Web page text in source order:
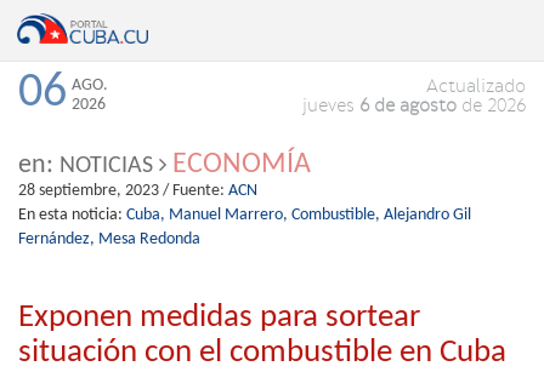
06 AGO.
2026
Actualizado
jueves 6 de agosto de 2026
en: NOTICIAS ECONOMÍA
28 septiembre, 2023 / Fuente: ACN
En esta noticia: Cuba, Manuel Marrero, Combustible, Alejandro Gil
Fernández, Mesa Redonda
Exponen medidas para sortear
situación con el combustible en Cuba